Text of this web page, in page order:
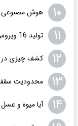
۱۰ هوش مصنوعی
۱۱ تولید 16 ویروس با کمک هوش مصنوعی
۱۲ کشف چیزی در
۱۳ محدودیت
۱۴ آیا میوه و